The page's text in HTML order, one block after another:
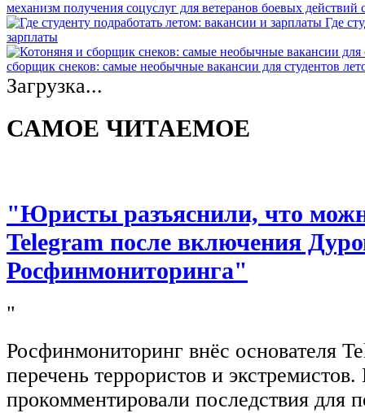
механизм получения соцуслуг для ветеранов боевых действий
Где
зарплаты
сборщик снеков: самые необычные вакансии для студентов
Загрузка...
САМОЕ ЧИТАЕМОЕ
"Юристы разъяснили, что
Telegram после включения
Росфинмониторинга"
"
Росфинмониторинг внёс основателя
перечень террористов и
прокомментировали последствия для